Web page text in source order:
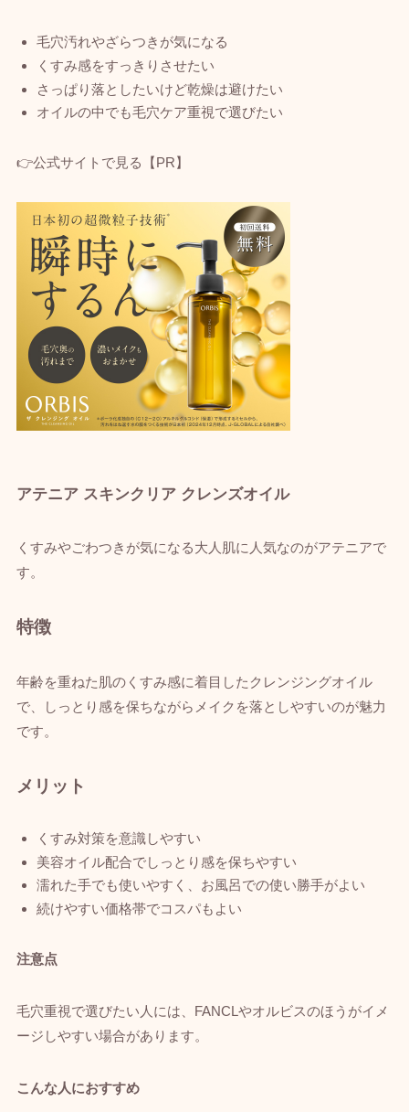
毛穴汚れやざらつきが気になる
くすみ感をすっきりさせたい
さっぱり落としたいけど乾燥は避けたい
オイルの中でも毛穴ケア重視で選びたい
👉公式サイトで見る【PR】
アテニア スキンクリア クレンズオイル
くすみやごわつきが気になる大人肌に人気なのがアテニアで
す。
特徴
年齢を重ねた肌のくすみ感に着目したクレンジングオイル
で、しっとり感を保ちながらメイクを落としやすいのが魅力
です。
メリット
くすみ対策を意識しやすい
美容オイル配合でしっとり感を保ちやすい
濡れた手でも使いやすく、お風呂での使い勝手がよい
続けやすい価格帯でコスパもよい
注意点
毛穴重視で選びたい人には、FANCLやオルビスのほうがイメ
ージしやすい場合があります。
こんな人におすすめ